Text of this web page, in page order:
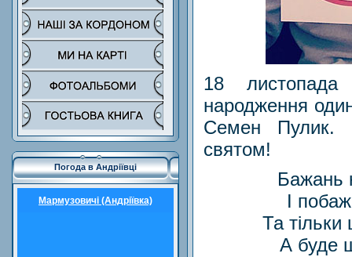
Погода в Андріївці
Мармузовичі (Андріївка)
18 листопада
народження
Семен Пулик.
святом!
Бажань
І
Та
А буде